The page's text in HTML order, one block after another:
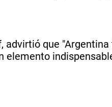
advirtió que
elemento